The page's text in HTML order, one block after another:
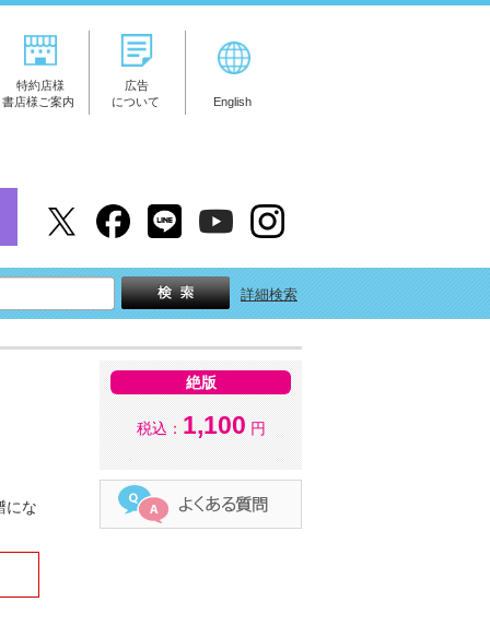
特約店様
書店様ご案内
広告
について
English
詳細検索
にな
絶版
税込： 1,100 円